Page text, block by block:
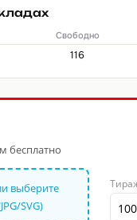
Свободно
116
бесплатно
выберите
SVG)